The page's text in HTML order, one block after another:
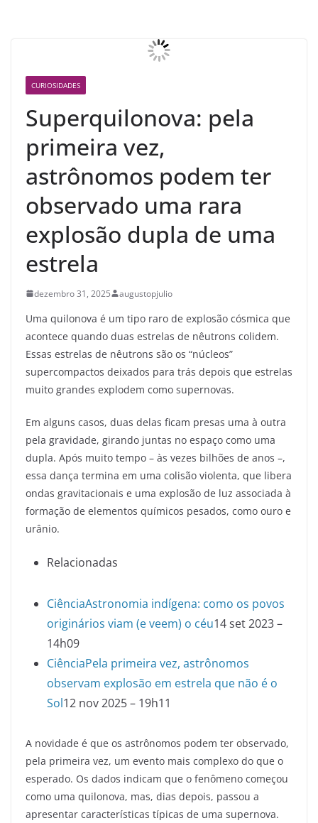
CURIOSIDADES
Superquilonova: pela
primeira vez,
astrônomos podem ter
observado uma rara
explosão dupla de uma
estrela
dezembro 31, 2025 augustopjulio
Uma quilonova é um tipo raro de explosão cósmica que
acontece quando duas estrelas de nêutrons colidem.
Essas estrelas de nêutrons são os “núcleos”
supercompactos deixados para trás depois que estrelas
muito grandes explodem como supernovas.
Em alguns casos, duas delas ficam presas uma à outra
pela gravidade, girando juntas no espaço como uma
dupla. Após muito tempo – às vezes bilhões de anos –,
essa dança termina em uma colisão violenta, que libera
ondas gravitacionais e uma explosão de luz associada à
formação de elementos químicos pesados, como ouro e
urânio.
Relacionadas
CiênciaAstronomia indígena: como os povos
originários viam (e veem) o céu14 set 2023 –
14h09
CiênciaPela primeira vez, astrônomos
observam explosão em estrela que não é o
Sol12 nov 2025 – 19h11
A novidade é que os astrônomos podem ter observado,
pela primeira vez, um evento mais complexo do que o
esperado. Os dados indicam que o fenômeno começou
como uma quilonova, mas, dias depois, passou a
apresentar características típicas de uma supernova.